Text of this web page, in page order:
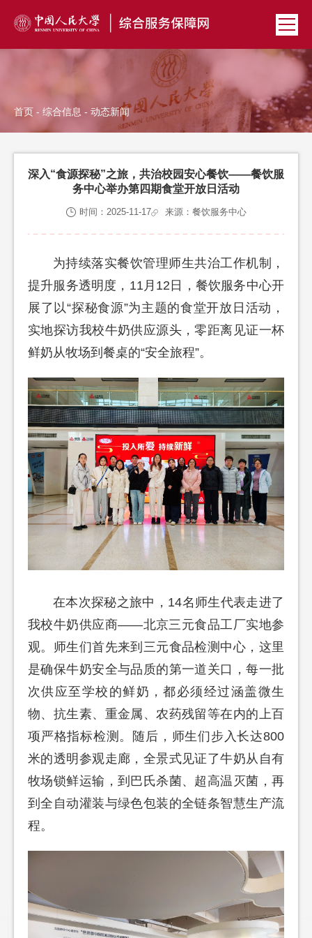
首页 - 综合信息 - 动态新闻
深入“食源探秘”之旅，共治校园安心餐饮——餐饮服
务中心举办第四期食堂开放日活动
时间：2025-11-17 来源：餐饮服务中心
为持续落实餐饮管理师生共治工作机制，
提升服务透明度，11月12日，餐饮服务中心开
展了以“探秘食源”为主题的食堂开放日活动，
实地探访我校牛奶供应源头，零距离见证一杯
鲜奶从牧场到餐桌的“安全旅程”。
在本次探秘之旅中，14名师生代表走进了
我校牛奶供应商——北京三元食品工厂实地参
观。师生们首先来到三元食品检测中心，这里
是确保牛奶安全与品质的第一道关口，每一批
次供应至学校的鲜奶，都必须经过涵盖微生
物、抗生素、重金属、农药残留等在内的上百
项严格指标检测。随后，师生们步入长达800
米的透明参观走廊，全景式见证了牛奶从自有
牧场锁鲜运输，到巴氏杀菌、超高温灭菌，再
到全自动灌装与绿色包装的全链条智慧生产流
程。